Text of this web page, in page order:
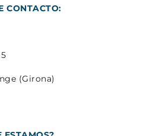
CONTACTO:
(Girona)